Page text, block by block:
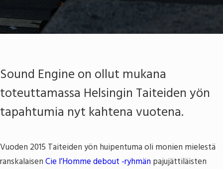
Sound Engine on ollut mukana
toteuttamassa Helsingin Taiteiden yön
tapahtumia nyt kahtena vuotena.
Vuoden 2015 Taiteiden yön huipentuma oli monien mielestä
ranskalaisenCie l’Homme debout -ryhmänpajujättiläisten